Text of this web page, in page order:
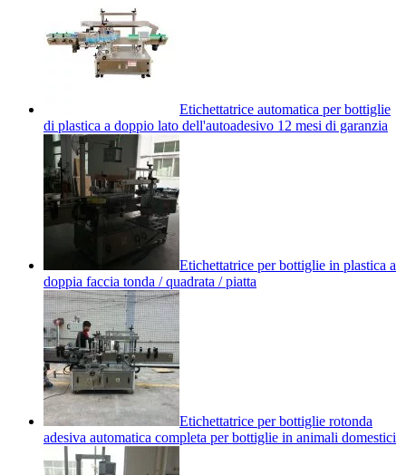
Etichettatrice automatica per bottiglie
di plastica a doppio lato dell'autoadesivo 12 mesi di garanzia
Etichettatrice per bottiglie in plastica a
doppia faccia tonda / quadrata / piatta
Etichettatrice per bottiglie rotonda
adesiva automatica completa per bottiglie in animali domestici